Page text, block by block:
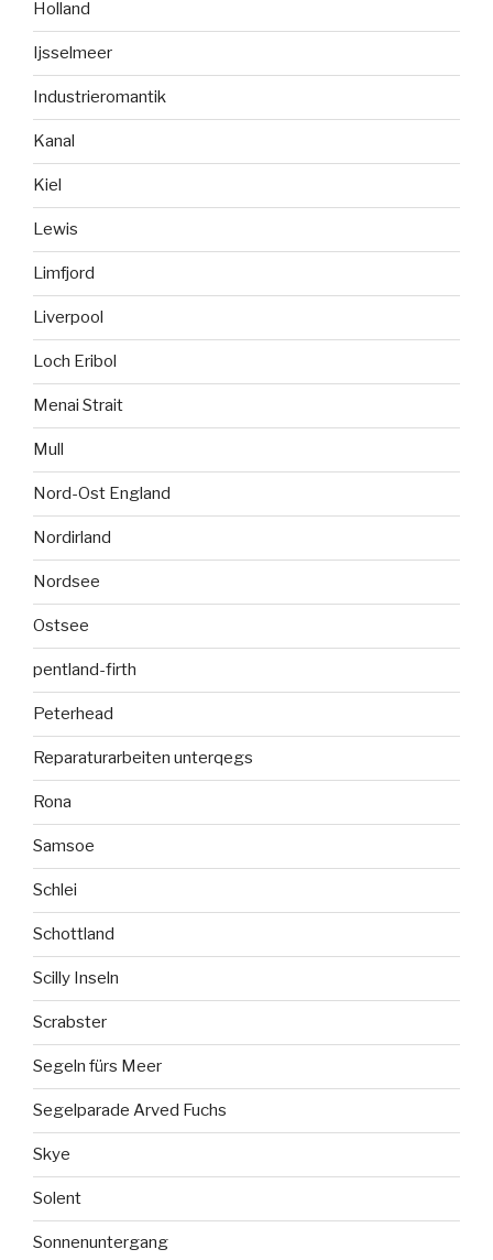
Holland
Ijsselmeer
Industrieromantik
Kanal
Kiel
Lewis
Limfjord
Liverpool
Loch Eribol
Menai Strait
Mull
Nord-Ost England
Nordirland
Nordsee
Ostsee
pentland-firth
Peterhead
Reparaturarbeiten unterqegs
Rona
Samsoe
Schlei
Schottland
Scilly Inseln
Scrabster
Segeln fürs Meer
Segelparade Arved Fuchs
Skye
Solent
Sonnenuntergang